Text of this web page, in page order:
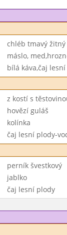
chléb tmavý žitný
máslo,
bílá káva,čaj
z kostí s
hovězí guláš
kolínka
čaj lesní plody-
perník švestkový
jablko
čaj lesní plody